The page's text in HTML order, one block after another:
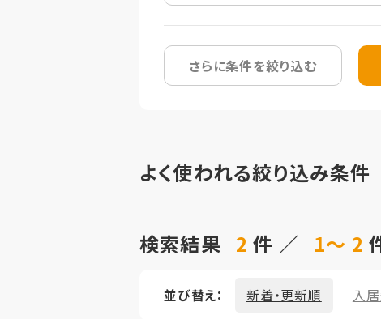
さらに条件を絞り込む
よく使われる絞り込み条件
検索結果 2件 ／ 1～ 2
並び替え： 新着・更新順 入